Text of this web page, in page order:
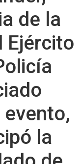
de la
Ejército
la